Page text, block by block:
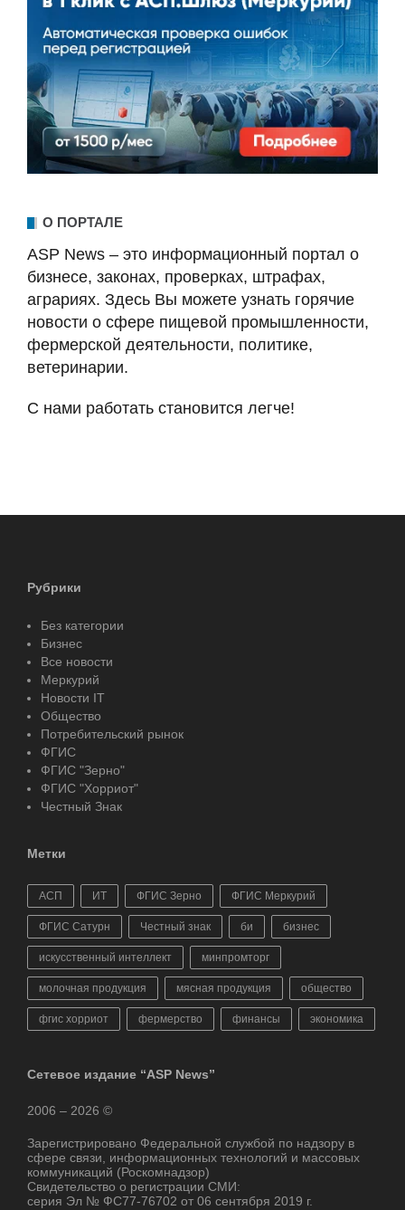
О ПОРТАЛЕ
ASP News – это информационный портал о
бизнесе, законах, проверках, штрафах,
аграриях. Здесь Вы можете узнать горячие
новости о сфере пищевой промышленности,
фермерской деятельности, политике,
ветеринарии.
С нами работать становится легче!
Рубрики
Без категории
Бизнес
Все новости
Меркурий
Новости IT
Общество
Потребительский рынок
ФГИС
ФГИС "Зерно"
ФГИС "Хорриот"
Честный Знак
Метки
АСП ИТ ФГИС Зерно ФГИС Меркурий
ФГИС Сатурн Честный знак би бизнес
искусственный интеллект минпромторг
молочная продукция мясная продукция общество
фгис хорриот фермерство финансы экономика
Сетевое издание “ASP News”
2006 – 2026 ©
Зарегистрировано Федеральной службой по надзору в
сфере связи, информационных технологий и массовых
коммуникаций (Роскомнадзор)
Свидетельство о регистрации СМИ:
серия Эл № ФС77-76702 от 06 сентября 2019 г.